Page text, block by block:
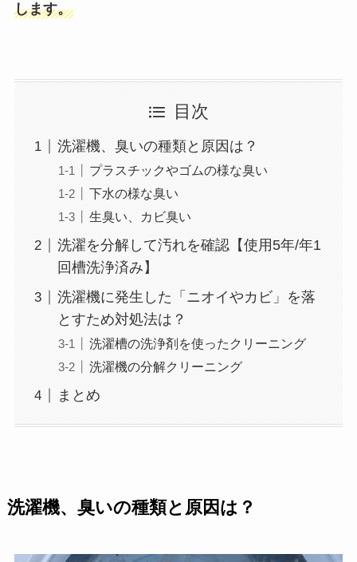
します。
目次
洗濯機、臭いの種類と原因は？
プラスチックやゴムの様な臭い
下水の様な臭い
生臭い、カビ臭い
洗濯を分解して汚れを確認【使用5年/年1
回槽洗浄済み】
洗濯機に発生した「ニオイやカビ」を落
とすため対処法は？
洗濯槽の洗浄剤を使ったクリーニング
洗濯機の分解クリーニング
まとめ
洗濯機、臭いの種類と原因は？